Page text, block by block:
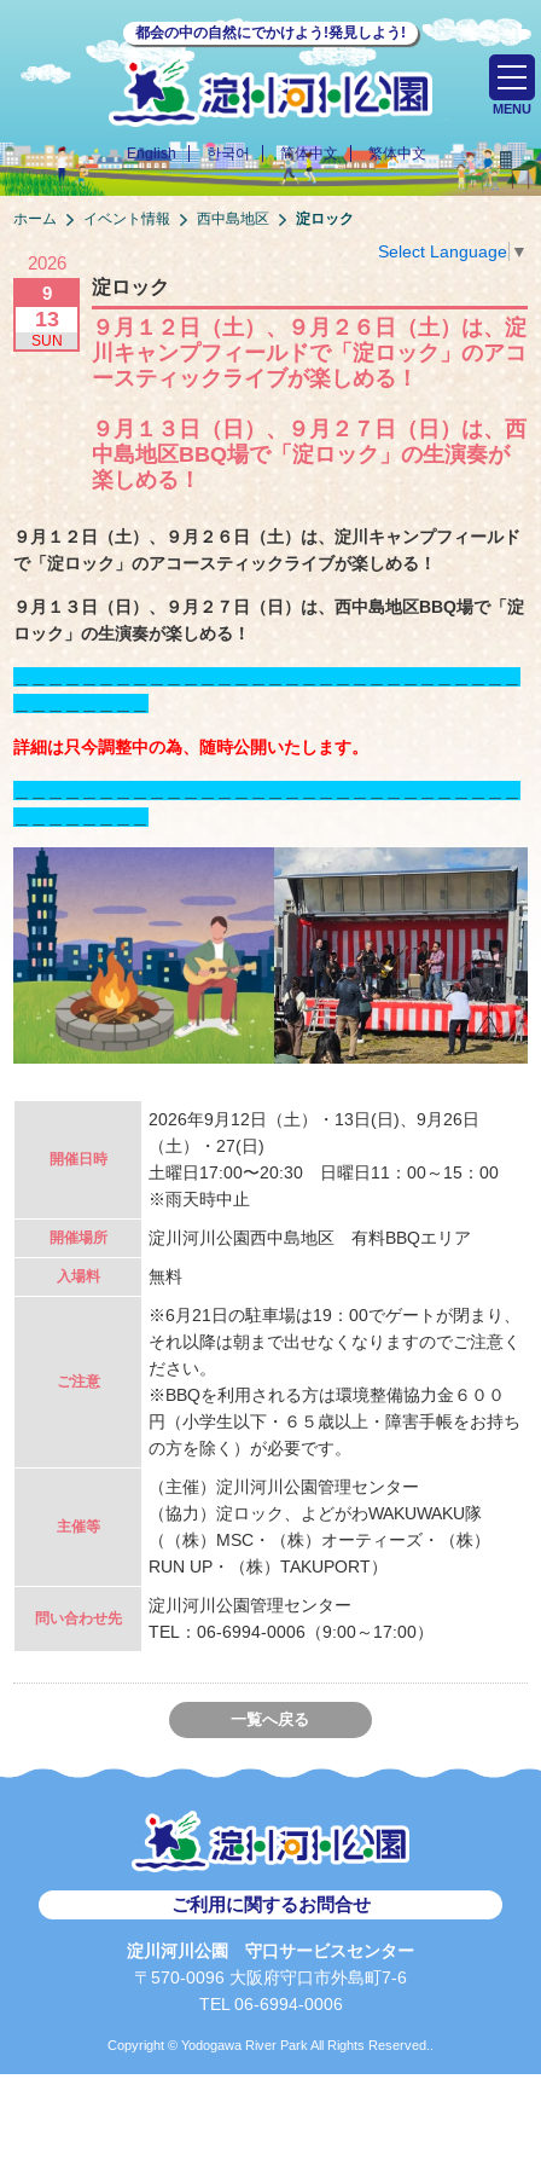
都会の中の自然にでかけよう!発見しよう!
English 한국어 简体中文 繁体中文
MENU
ホーム イベント情報 西中島地区 淀ロック
Select Language ▼
2026
9
13
SUN
淀ロック
９月１２日（土）、９月２６日（土）は、淀
川キャンプフィールドで「淀ロック」のアコ
ースティックライブが楽しめる！
９月１３日（日）、９月２７日（日）は、西
中島地区BBQ場で「淀ロック」の生演奏が
楽しめる！
９月１２日（土）、９月２６日（土）は、淀川キャンプフィールド
で「淀ロック」のアコースティックライブが楽しめる！
９月１３日（日）、９月２７日（日）は、西中島地区BBQ場で「淀
ロック」の生演奏が楽しめる！
詳細は只今調整中の為、随時公開いたします。
開催日時
2026年9月12日（土）・13日(日)、9月26日
（土）・27(日)
土曜日17:00〜20:30 日曜日11：00～15：00
※雨天時中止
開催場所 淀川河川公園西中島地区 有料BBQエリア
入場料 無料
ご注意
※6月21日の駐車場は19：00でゲートが閉まり、
それ以降は朝まで出せなくなりますのでご注意く
ださい。
※BBQを利用される方は環境整備協力金６００
円（小学生以下・６５歳以上・障害手帳をお持ち
の方を除く）が必要です。
主催等
（主催）淀川河川公園管理センター
（協力）淀ロック、よどがわWAKUWAKU隊
（（株）MSC・（株）オーティーズ・（株）
RUN UP・（株）TAKUPORT）
問い合わせ先
淀川河川公園管理センター
TEL：06-6994-0006（9:00～17:00）
一覧へ戻る
ご利用に関するお問合せ
淀川河川公園 守口サービスセンター
〒570-0096 大阪府守口市外島町7-6
TEL 06-6994-0006
Copyright © Yodogawa River Park All Rights Reserved..